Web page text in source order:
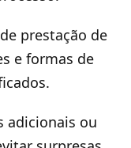
prestação de
e formas de
adicionais ou